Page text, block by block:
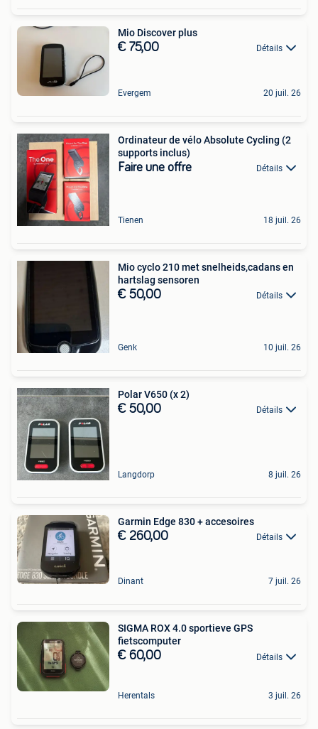
Mio Discover plus
€ 75,00 Détails
Evergem 20 juil. 26
Ordinateur de vélo Absolute Cycling (2
supports inclus)
Faire une offre Détails
Tienen 18 juil. 26
Mio cyclo 210 met snelheids,cadans en
hartslag sensoren
€ 50,00 Détails
Genk 10 juil. 26
Polar V650 (x 2)
€ 50,00 Détails
Langdorp 8 juil. 26
Garmin Edge 830 + accesoires
€ 260,00 Détails
Dinant 7 juil. 26
SIGMA ROX 4.0 sportieve GPS
fietscomputer
€ 60,00 Détails
Herentals 3 juil. 26